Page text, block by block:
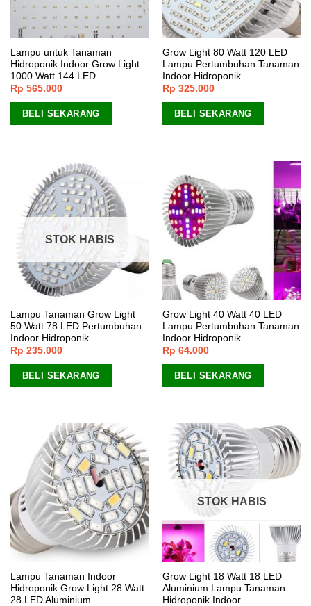
Lampu untuk Tanaman
Hidroponik Indoor Grow Light
1000 Watt 144 LED
Rp 565.000
BELI SEKARANG
Grow Light 80 Watt 120 LED
Lampu Pertumbuhan Tanaman
Indoor Hidroponik
Rp 325.000
BELI SEKARANG
STOK HABIS
Lampu Tanaman Grow Light
50 Watt 78 LED Pertumbuhan
Indoor Hidroponik
Rp 235.000
BELI SEKARANG
Grow Light 40 Watt 40 LED
Lampu Pertumbuhan Tanaman
Indoor Hidroponik
Rp 64.000
BELI SEKARANG
Lampu Tanaman Indoor
Hidroponik Grow Light 28 Watt
28 LED Aluminium
STOK HABIS
Grow Light 18 Watt 18 LED
Aluminium Lampu Tanaman
Hidroponik Indoor